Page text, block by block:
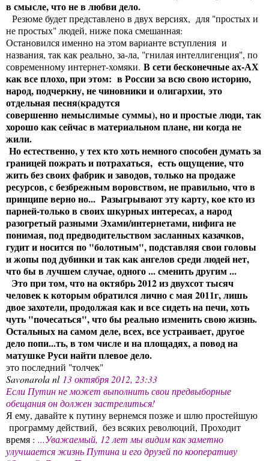
в смысле, что не в любви дело.
Резюме будет представлено в двух версиях, для "простых и
не простых" людей, ниже пока смешанная:
Остановился именно на этом варианте вступления и
названия, так как реально, за-ла, "гнилая интеллигенция", по
современному интернет-хомяки. В сети бесконечные ах-АХ
как все плохо, при этом: в России за всю свою историю,
народ, подчеркну, не чиновники и олигархии, это
отдельная песня(крадутся
совершенно немыслимые суммы), но и простые люди, так
хорошо как сейчас в материальном плане, ни когда не
жили.
Но естественно, у тех кто хоть немного способен думать за
границей пожрать и потрахаться, есть ощущение, что
жить без своих фабрик и заводов, только на продаже
ресурсов, с безбрежным воровством, не правильно, что в
принципе верно но... Разыгрывают эту карту, кое кто из
парней-только в своих шкурных интересах, а народ
разогретый разными Эхами/интернетами, нифига не
понимая, под предводительством засланных казачков,
гудит и носится по "болотным", подставляя свои головы
и жопы под дубинки и так как ангелов среди людей нет,
что бы в лучшем случае, одного ... сменить другим ...
Это при том, что на октябрь 2012 из двухсот тысяч
человек к которым обратился лично с мая 2011г, лишь
двое захотели, продолжая как и все сидеть на печи, хоть
чуть "почесаться", что бы реально изменить свою жизнь.
Остальных на самом деле, всех, все устраивает, другое
дело попи...ть, в том числе и на площадях, а повод на
матушке Руси найти плевое дело.
это последний "толчек"
Savonarola nl13 октября 2012, 23:33
Если Путин не может выполнить свои предвыборные
обещания он должен застрелиться!
Я ему, давайте к путину вернемся позже и шлю простейшую
программу действий, без всяких революций, Проходит
время : ...Уважаемый, 12 лет мы видим как заметно
улучшается жизнь Путина и его друзей по кооперативу